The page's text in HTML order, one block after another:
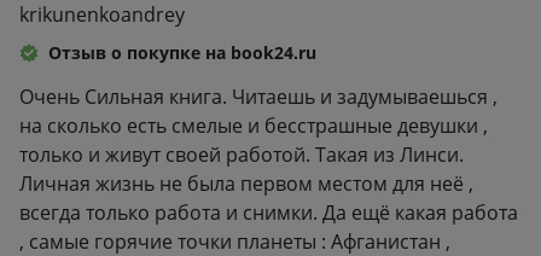
во время войны. Во время страшных военных
событий. Теперь это моя любимая книга. И я
уверена, что прочту ее еще не один раз. Спасибо
krikunenkoandrey
Отзыв о покупке на book24.ru
Очень Сильная книга. Читаешь и задумываешься ,
на сколько есть смелые и бесстрашные девушки ,
только и живут своей работой. Такая из Линси.
Личная жизнь не была первом местом для неё ,
всегда только работа и снимки. Да ещё какая работа
, самые горячие точки планеты : Афганистан ,